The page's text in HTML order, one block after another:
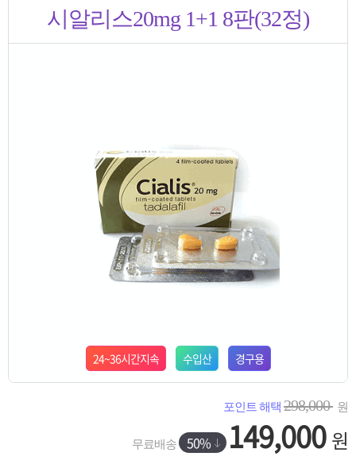
시알리스20mg 1+1 8판(32정)
24~36시간지속 수입산 경구용
포인트 해택 298,000 원
무료배송 50% 149,000원